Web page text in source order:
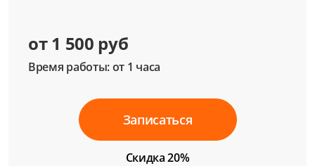
от 1 500 руб
Время работы: от 1 часа
Записаться
Скидка 20%